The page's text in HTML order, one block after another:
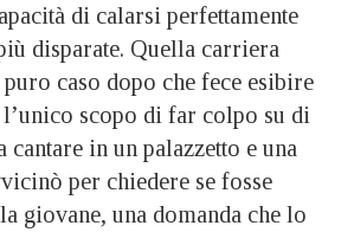
di calarsi perfettamente
disparate. Quella carriera
caso dopo che fece esibire
l’unico scopo di far colpo su di
in un palazzetto e una
per chiedere se fosse
giovane, una domanda che lo